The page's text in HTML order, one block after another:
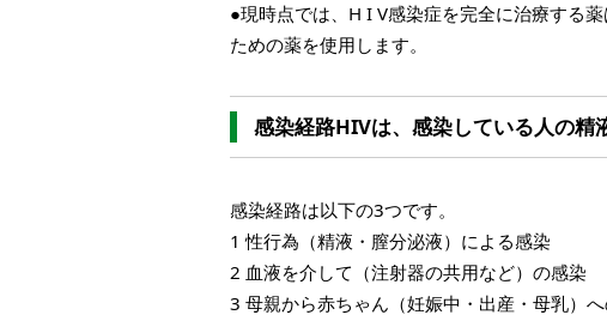
●現時点では、H I V感染症を完全に治療する
ための薬を使用します。
感染経路HIVは、感染している人の精
感染経路は以下の3つです。
1 性行為（精液・膣分泌液）による感染
2 血液を介して（注射器の共用など）の感染
3 母親から赤ちゃん（妊娠中・出産・母乳）